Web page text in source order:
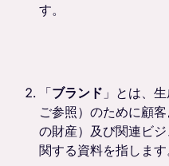
す。
「ブランド 」とは、
ご参照）のために顧
の財産）及び関連ビ
関する資料を指します